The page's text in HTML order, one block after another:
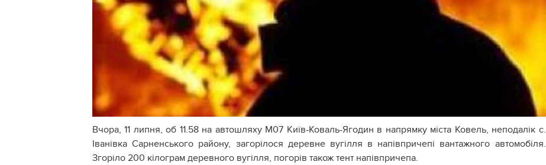
Вчора, 11 липня, об 11.58 на автошляху М07 Київ-Коваль-Ягодин в напрямку міста Ковель, неподалік с.
Іванівка Сарненського району, загорілося деревне вугілля в напівпричепі вантажного автомобіля.
Згоріло 200 кілограм деревного вугілля, погорів також тент напівпричепа.